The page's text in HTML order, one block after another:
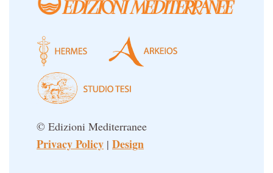
© Edizioni Mediterranee
Privacy Policy | Design